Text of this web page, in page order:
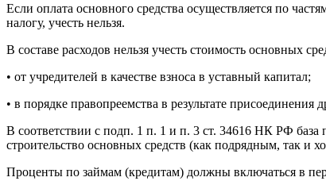
Если оплата основного средства осуществляется по
налогу, учесть нельзя.
В составе расходов нельзя учесть стоимость основных
• от учредителей в качестве взноса в уставный капитал;
• в порядке правопреемства в результате присоединения
В соответствии с подп. 1 п. 1 и п. 3 ст. 34616 НК РФ база
строительство основных средств (как подрядным, так и
Проценты по займам (кредитам) должны включаться в